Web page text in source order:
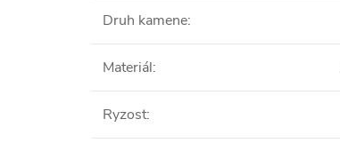
Druh kamene:
Materiál:
Ryzost: